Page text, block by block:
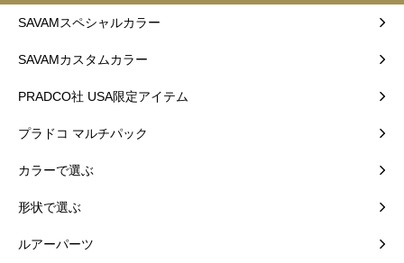
SAVAMスペシャルカラー
SAVAMカスタムカラー
PRADCO社 USA限定アイテム
プラドコ マルチパック
カラーで選ぶ
形状で選ぶ
ルアーパーツ